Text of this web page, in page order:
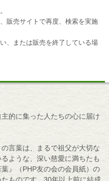
販売サイトで再度、検索を実施
、または販売を終了している場
的に集った人たちの心に届け
言葉は、まるで祖父が大切な
ような、深い慈愛に満ちたも
』（PHP友の会の会員紙）の